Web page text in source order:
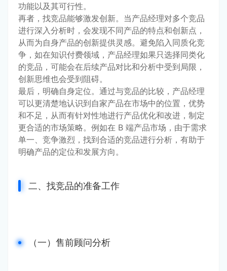
功能以及其可行性。
再者，找竞品能够激发创新。当产品经理对多个竞品
进行深入分析时，会发现不同产品的特点和创新点，
从而为自身产品的创新提供灵感。避免陷入同质化竞
争，如在知识付费领域，产品经理如果只选择同类化
的竞品，可能会在后续产品对比和分析中受到局限，
创新思维也会受到阻碍。
最后，明确自身定位。通过与竞品的比较，产品经理
可以更清楚地认识到自家产品在市场中的位置，优势
和不足，从而有针对性地进行产品优化和改进，制定
更合适的市场策略。例如在 B 端产品市场，由于需求
单一、竞争激烈，找到合适的竞品进行分析，有助于
明确产品的定位和发展方向。
二、找竞品的准备工作
（一）售前顾问分析